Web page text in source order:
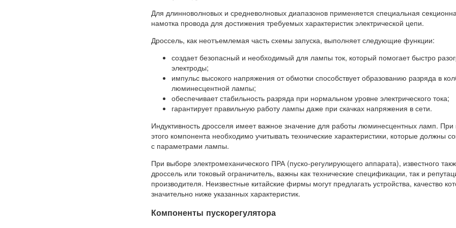
Для длинноволновых и средневолновых диапазонов применяется специальная
намотка провода для достижения требуемых характеристик электрической цепи.
Дроссель, как неотъемлемая часть схемы запуска, выполняет следующие функции:
создает безопасный и необходимый для лампы ток, который помогает быстро
электроды;
импульс высокого напряжения от обмотки способствует образованию разряда в
люминесцентной лампы;
обеспечивает стабильность разряда при нормальном уровне электрического тока;
гарантирует правильную работу лампы даже при скачках напряжения в сети.
Индуктивность дросселя имеет важное значение для работы люминесцентных ламп. При
этого компонента необходимо учитывать технические характеристики, которые должны
с параметрами лампы.
При выборе электромеханического ПРА (пуско-регулирующего аппарата), известного
дроссель или токовый ограничитель, важны как технические спецификации, так и
производителя. Неизвестные китайские фирмы могут предлагать устройства, качество
значительно ниже указанных характеристик.
Компоненты пускорегулятора